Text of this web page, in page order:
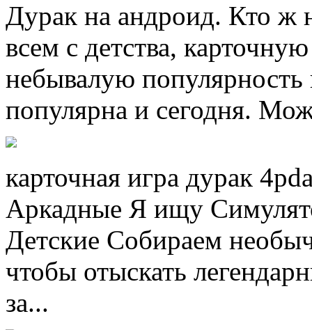
Дурак на андроид. Кто ж
всем с детства,
небывалую
популярна и сегодня.
карточная игра дурак
Аркадные Я ищу
Детские Собираем
чтобы отыскать
за...